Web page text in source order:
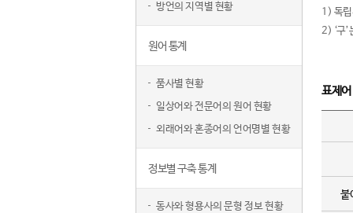
방언의 지역별 현황
원어 통계
품사별 현황
일상어와 전문어의 원어 현황
외래어와 혼종어의 언어명별 현황
정보별 구축 통계
동사와 형용사의 문형 정보 현황
1) 독립
2) ‘구
표제
붙